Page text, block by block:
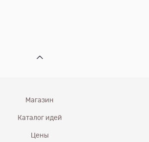
Магазин
Каталог идей
Цены